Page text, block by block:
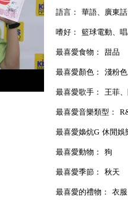
語言： 華語、廣東
嗜好： 籃球電動、
最喜愛食物： 甜品
最喜愛顏色： 淺粉
最喜愛歌手： 王菲
最喜愛音樂類型：
最喜愛嬝炕G 休閒娛
最喜愛動物： 狗
最喜愛季節： 秋天
最喜愛的禮物： 衣服